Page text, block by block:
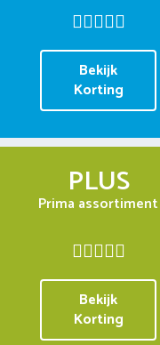
Bekijk
Korting
PLUS
Prima assortiment
Bekijk
Korting